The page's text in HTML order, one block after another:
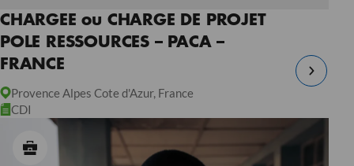
CHARGEE ou CHARGE DE PROJET
POLE RESSOURCES – PACA –
FRANCE
Provence Alpes Cote d'Azur, France
CDI